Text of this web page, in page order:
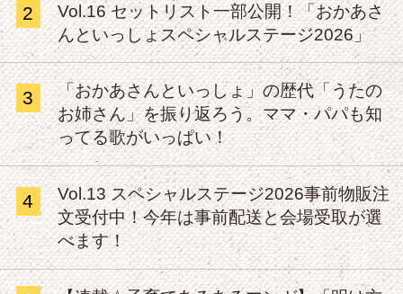
2
Vol.16 セットリスト一部公開！「おかあさ
んといっしょスペシャルステージ2026」
3
「おかあさんといっしょ」の歴代「うたの
お姉さん」を振り返ろう。ママ・パパも知
ってる歌がいっぱい！
4
Vol.13 スペシャルステージ2026事前物販注
文受付中！今年は事前配送と会場受取が選
べます！